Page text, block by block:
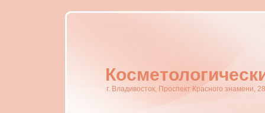
г. Владивосток, Проспект Красного знамени,